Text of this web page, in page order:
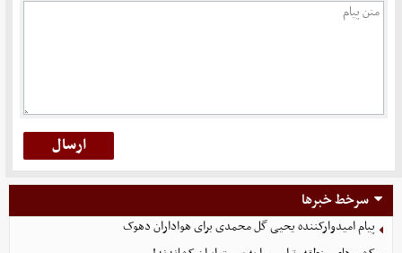
سرخط خبرها
پیام امیدوارکننده یحیی گل محمدی برای هواداران دهوک